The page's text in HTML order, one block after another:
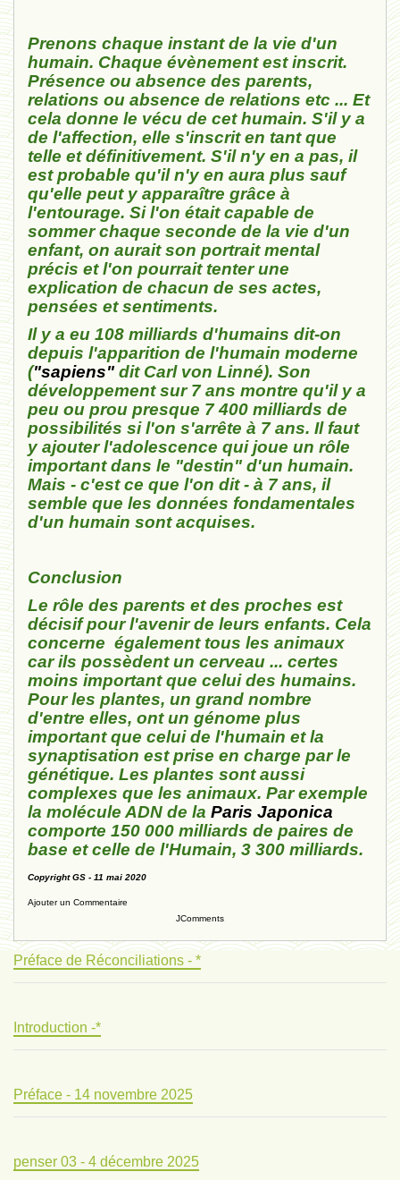
Prenons chaque instant de la vie d'un
humain. Chaque évènement est inscrit.
Présence ou absence des parents,
relations ou absence de relations etc ... Et
cela donne le vécu de cet humain. S'il y a
de l'affection, elle s'inscrit en tant que
telle et définitivement. S'il n'y en a pas, il
est probable qu'il n'y en aura plus sauf
qu'elle peut y apparaître grâce à
l'entourage. Si l'on était capable de
sommer chaque seconde de la vie d'un
enfant, on aurait son portrait mental
précis et l'on pourrait tenter une
explication de chacun de ses actes,
pensées et sentiments.
Il y a eu 108 milliards d'humains dit-on
depuis l'apparition de l'humain moderne
("sapiens" dit Carl von Linné). Son
développement sur 7 ans montre qu'il y a
peu ou prou presque 7 400 milliards de
possibilités si l'on s'arrête à 7 ans. Il faut
y ajouter l'adolescence qui joue un rôle
important dans le "destin" d'un humain.
Mais - c'est ce que l'on dit - à 7 ans, il
semble que les données fondamentales
d'un humain sont acquises.
Conclusion
Le rôle des parents et des proches est
décisif pour l'avenir de leurs enfants. Cela
concerne également tous les animaux
car ils possèdent un cerveau ... certes
moins important que celui des humains.
Pour les plantes, un grand nombre
d'entre elles, ont un génome plus
important que celui de l'humain et la
synaptisation est prise en charge par le
génétique. Les plantes sont aussi
complexes que les animaux. Par exemple
la molécule ADN de la Paris Japonica
comporte 150 000 milliards de paires de
base et celle de l'Humain, 3 300 milliards.
Copyright GS - 11 mai 2020
Ajouter un Commentaire
JComments
Préface de Réconciliations - *
Introduction -*
Préface - 14 novembre 2025
penser 03 - 4 décembre 2025